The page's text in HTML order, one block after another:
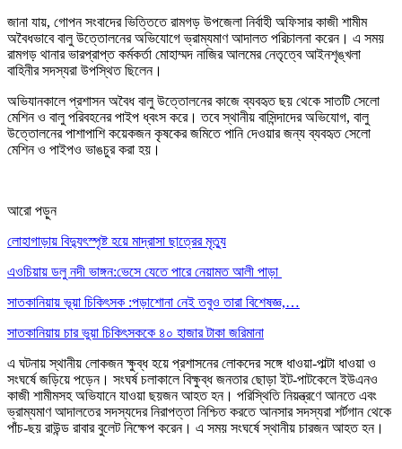
জানা যায়, গোপন সংবাদের ভিত্তিতে রামগড় উপজেলা নির্বাহী অফিসার কাজী শামীম
অবৈধভাবে বালু উত্তোলনের অভিযোগে ভ্রাম্যমাণ আদালত পরিচালনা করেন। এ সময়
রামগড় থানার ভারপ্রাপ্ত কর্মকর্তা মোহাম্মদ নাজির আলমের নেতৃত্বে আইনশৃঙ্খলা
বাহিনীর সদস্যরা উপস্থিত ছিলেন।
অভিযানকালে প্রশাসন অবৈধ বালু উত্তোলনের কাজে ব্যবহৃত ছয় থেকে সাতটি সেলো
মেশিন ও বালু পরিবহনের পাইপ ধ্বংস করে। তবে স্থানীয় বাসিন্দাদের অভিযোগ, বালু
উত্তোলনের পাশাপাশি কয়েকজন কৃষকের জমিতে পানি দেওয়ার জন্য ব্যবহৃত সেলো
মেশিন ও পাইপও ভাঙচুর করা হয়।
আরো পড়ুন
লোহাগাড়ায় বিদ্যুৎস্পৃষ্ট হয়ে মাদ্রাসা ছাত্রের মৃত্যু
এওচিয়ায় ডলু নদী ভাঙ্গন:ভেসে যেতে পারে নেয়ামত আলী পাড়া
সাতকানিয়ায় ভূয়া চিকিৎসক :পড়াশোনা নেই তবুও তারা বিশেষজ্ঞ,…
সাতকানিয়ায় চার ভুয়া চিকিৎসককে ৪০ হাজার টাকা জরিমানা
এ ঘটনায় স্থানীয় লোকজন ক্ষুব্ধ হয়ে প্রশাসনের লোকদের সঙ্গে ধাওয়া-পাল্টা ধাওয়া ও
সংঘর্ষে জড়িয়ে পড়েন। সংঘর্ষ চলাকালে বিক্ষুব্ধ জনতার ছোড়া ইট-পাটকেলে ইউএনও
কাজী শামীমসহ অভিযানে যাওয়া ছয়জন আহত হন। পরিস্থিতি নিয়ন্ত্রণে আনতে এবং
ভ্রাম্যমাণ আদালতের সদস্যদের নিরাপত্তা নিশ্চিত করতে আনসার সদস্যরা শর্টগান থেকে
পাঁচ-ছয় রাউন্ড রাবার বুলেট নিক্ষেপ করেন। এ সময় সংঘর্ষে স্থানীয় চারজন আহত হন।